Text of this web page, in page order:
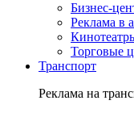
Бизнес-
Реклама в
Торговые
Транспорт
Реклама на